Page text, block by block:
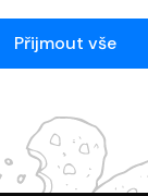
Přijmout vše